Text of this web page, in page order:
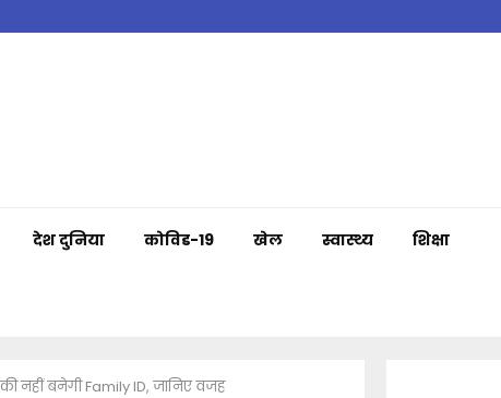
देश दुनिया कोविड-19 खेल स्वास्थ्य शिक्षा
नहीं बनेगी Family ID, जानिए वजह